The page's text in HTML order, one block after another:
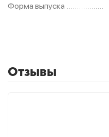
Форма выпуска
Отзывы